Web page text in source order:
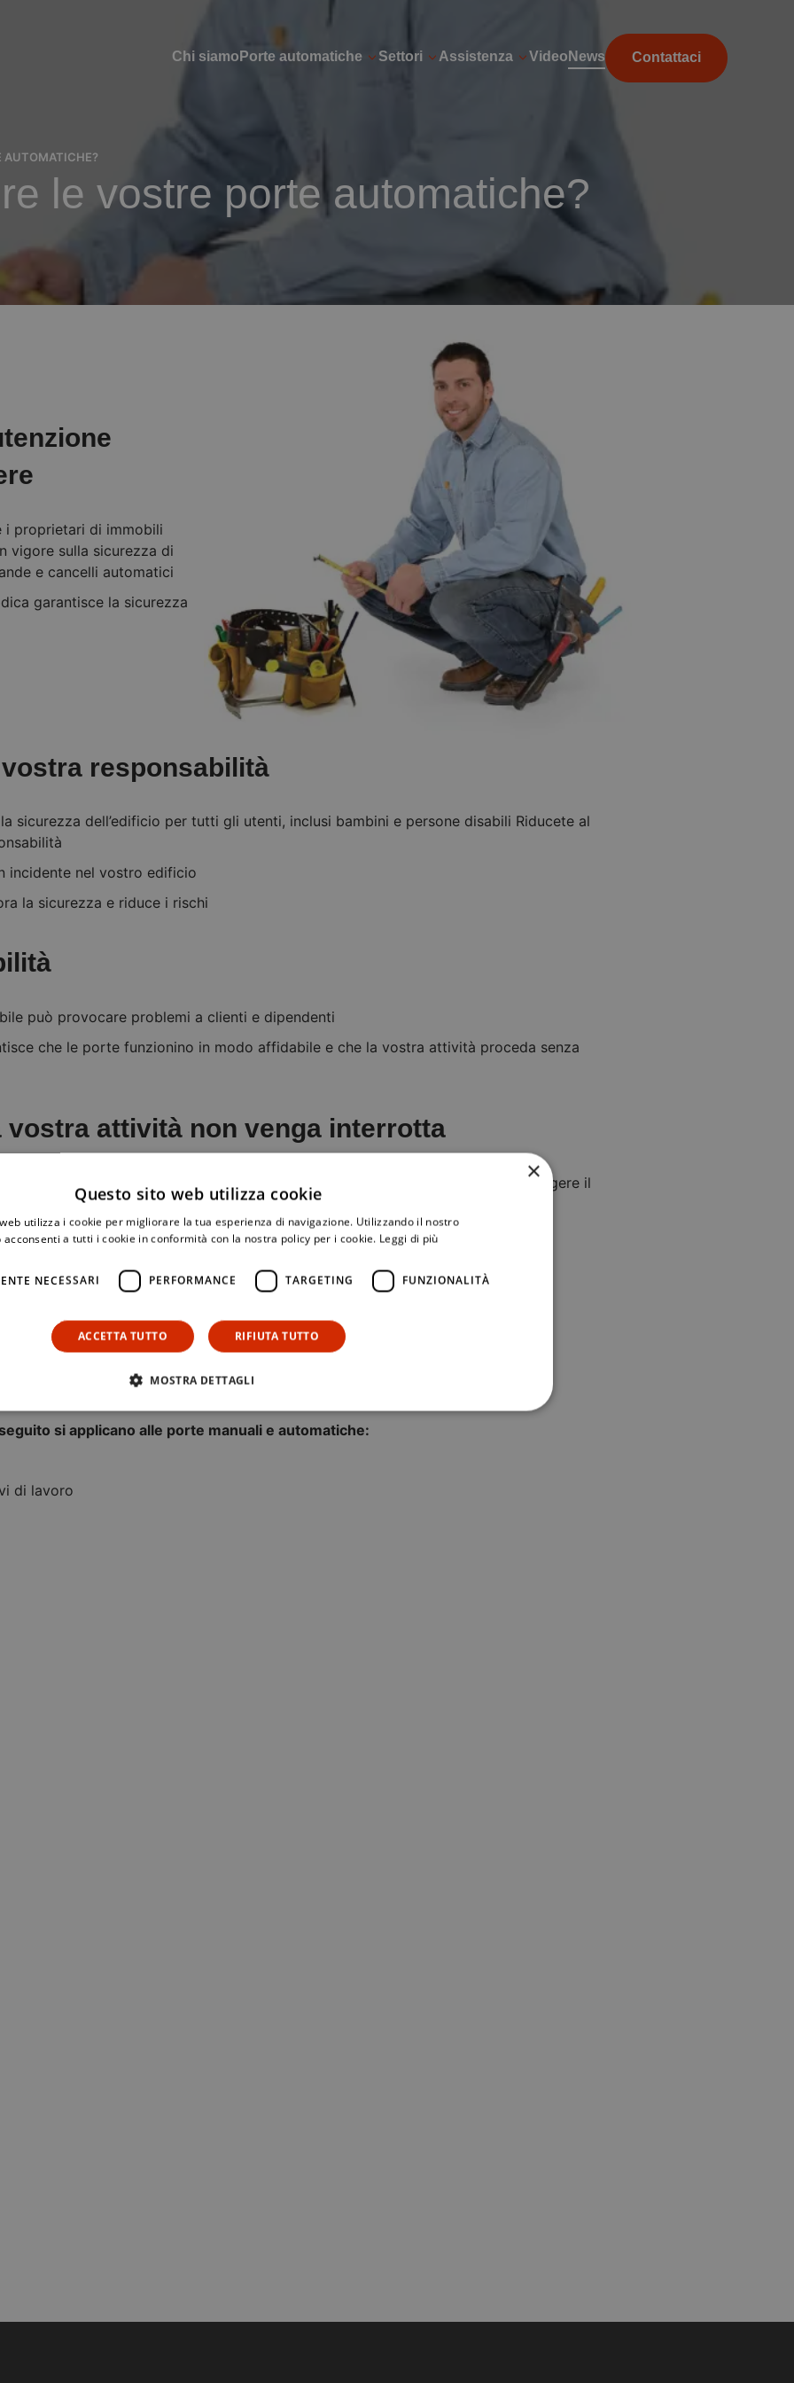
Chi siamo Porte automatiche Settori Assistenza Video News Contattaci
AUTOMATICHE?
le vostre porte automatiche?
i proprietari di immobili
vigore sulla sicurezza di
e cancelli automatici
garantisce la sicurezza
responsabilità
sicurezza dell’edificio per tutti gli utenti, inclusi bambini e persone disabili Riducete al
incidente nel vostro edificio
la sicurezza e riduce i rischi
può provocare problemi a clienti e dipendenti
che le porte funzionino in modo affidabile e che la vostra attività proceda senza
attività non venga interrotta
se spinge i vostri clienti ad andare altrove o se impedisce ai dipendenti di svolgere il
immagine per i clienti e aiutano i dipendenti a lavorare in modo più efficiente
ed energia
di risparmiare eliminando le chiamate di emergenza
per l’impianto di riscaldamento e di condizionamento dell’aria
si applicano alle porte manuali e automatiche:
di lavoro
×
Questo sito web utilizza cookie
utilizza i cookie per migliorare la tua esperienza di navigazione. Utilizzando il nostro
acconsenti a tutti i cookie in conformità con la nostra policy per i cookie. Leggi di più
NECESSARI PERFORMANCE TARGETING FUNZIONALITÀ
ACCETTA TUTTO RIFIUTA TUTTO
MOSTRA DETTAGLI